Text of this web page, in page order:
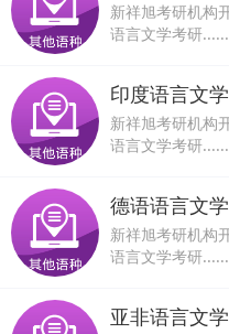
新祥旭考研机构
语言文学考研......
印度语言文
新祥旭考研机构
语言文学考研......
德语语言文
新祥旭考研机构
语言文学考研......
亚非语言文